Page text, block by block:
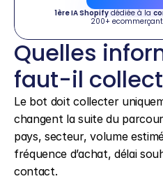
1ère IA Shopify dédiée à la
200+
Quelles
faut-il
Le bot doit collecter
changent la suite du
pays, secteur, volume
fréquence d’achat, délai
contact.